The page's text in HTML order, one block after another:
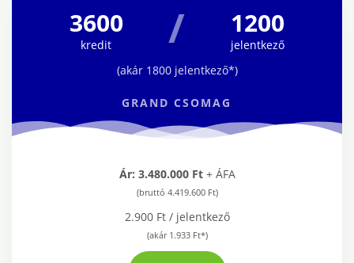
3600
kredit / 1200
jelentkező
(akár 1800 jelentkező*)
GRAND CSOMAG
Ár: 3.480.000 Ft+ ÁFA
(bruttó 4.419.600 Ft)
2.900 Ft / jelentkező
(akár 1.933 Ft*)